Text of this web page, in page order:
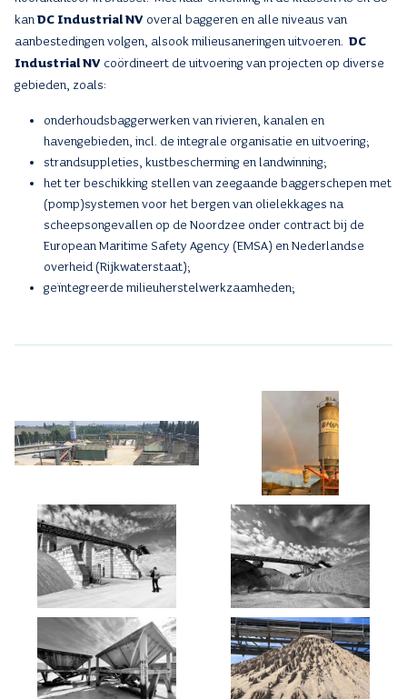
kanDC Industrial NV overal baggeren en alle niveaus van
aanbestedingen volgen, alsook milieusaneringen uitvoeren. DC
Industrial NV coördineert de uitvoering van projecten op diverse
gebieden, zoals:
onderhoudsbaggerwerken van rivieren, kanalen en
havengebieden, incl. de integrale organisatie en uitvoering;
strandsuppleties, kustbescherming en landwinning;
het ter beschikking stellen van zeegaande baggerschepen met
(pomp)systemen voor het bergen van olielekkages na
scheepsongevallen op de Noordzee ​​onder contract bij de
European Maritime Safety Agency (EMSA) en Nederlandse
overheid (Rijkwaterstaat);
geïntegreerde milieuherstelwerkzaamheden;